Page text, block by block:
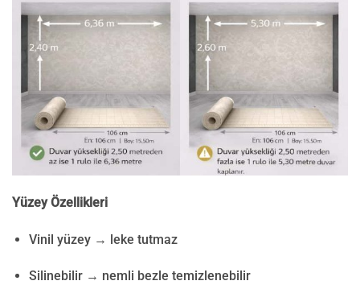
Yüzey Özellikleri
Vinil yüzey → leke tutmaz
Silinebilir → nemli bezle temizlenebilir